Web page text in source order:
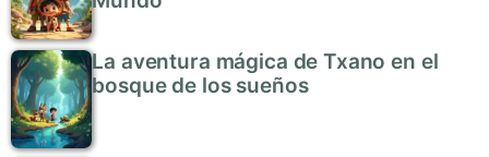
La aventura mágica de Txano en el
bosque de los sueños